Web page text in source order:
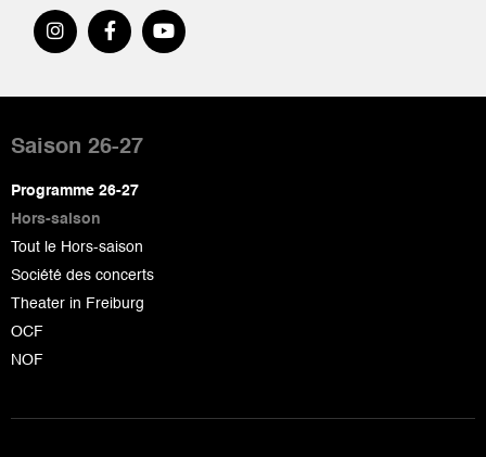
de
page
Saison 26-27
Programme 26-27
Hors-saison
Tout le Hors-saison
Société des concerts
Theater in Freiburg
OCF
NOF